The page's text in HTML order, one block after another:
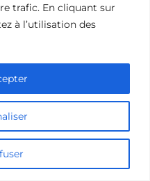
trafic. En cliquant sur
à l’utilisation des
Shark Waters